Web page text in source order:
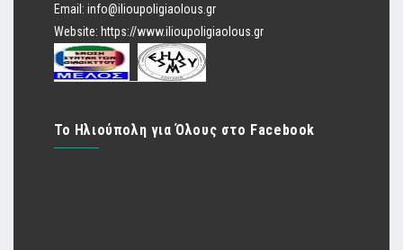
Email: info@ilioupoligiaolous.gr
Website: https://www.ilioupoligiaolous.gr
Το Ηλιούπολη για Όλους στο Facebook